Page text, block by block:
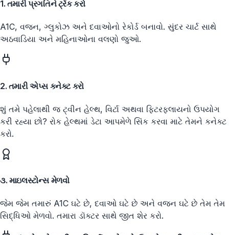
1. તમારી પ્રગતિને ટ્રૅક કરો
A1C, વજન, ગ્લુકોઝ અને દવાઓનો રેકોર્ડ બનાવો. સુંદર ચાર્ટ સાથે
અઠવાડિયા અને મહિનાઓના વલણો જુઓ.
2. તમારી એપ્સ કનેક્ટ કરો
શું તમે પહેલાથી જ ટ્વીન હેલ્થ, વિર્ટા અથવા ફિટરફ્લાયનો ઉપયોગ
કરી રહ્યા છો? રોક હેલ્થમાં ડેટા આપમેળે સિંક કરવા માટે તેમને કનેક્ટ
કરો.
૩. માઇલસ્ટોન્સ મેળવો
જેમ જેમ તમારું A1C ઘટે છે, દવાઓ ઘટે છે અને વજન ઘટે છે તેમ તેમ
સિદ્ધિઓ મેળવો. તમારા ડૉક્ટર સાથે જીત શેર કરો.